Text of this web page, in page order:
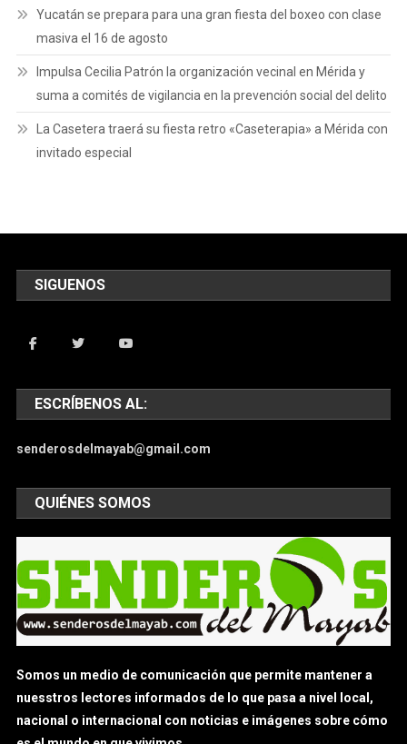
Yucatán se prepara para una gran fiesta del boxeo con clase
masiva el 16 de agosto
Impulsa Cecilia Patrón la organización vecinal en Mérida y
suma a comités de vigilancia en la prevención social del delito
La Casetera traerá su fiesta retro «Caseterapia» a Mérida con
invitado especial
SIGUENOS
ESCRÍBENOS AL:
senderosdelmayab@gmail.com
QUIÉNES SOMOS
Somos un medio de comunicación que permite mantener a
nuesstros lectores informados de lo que pasa a nivel local,
nacional o internacional con noticias e imágenes sobre cómo